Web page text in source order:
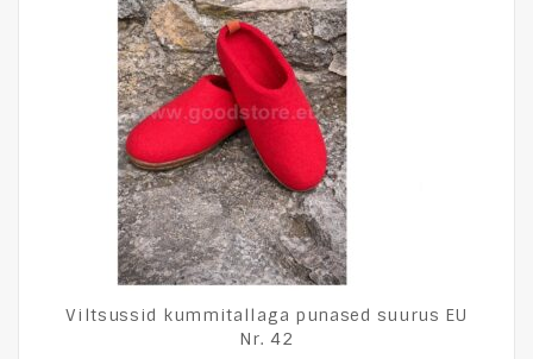
Viltsussid kummitallaga punased suurus EU
Nr. 42